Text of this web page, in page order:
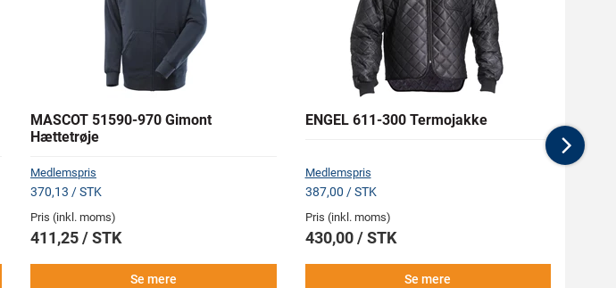
MASCOT 51590-970 Gimont
Hættetrøje
Medlemspris
370,13 / STK
Pris (inkl. moms)
411,25 / STK
Se mere
ENGEL 611-300 Termojakke
Medlemspris
387,00 / STK
Pris (inkl. moms)
430,00 / STK
Se mere